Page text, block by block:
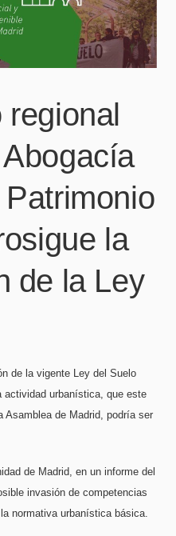
regional
la
de la Ley
de la vigente Ley del Suelo
actividad urbanística, que este
Asamblea de Madrid, podría ser
de Madrid, en un informe del
invasión de competencias
normativa urbanística básica.